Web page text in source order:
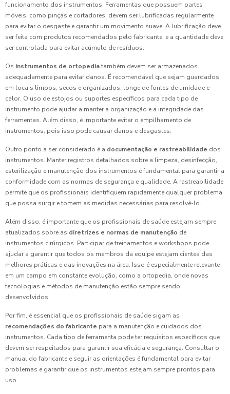
funcionamento dos instrumentos. Ferramentas que possuem partes
móveis, como pinças e cortadores, devem ser lubrificadas regularmente
para evitar o desgaste e garantir um movimento suave. A lubrificação deve
ser feita com produtos recomendados pelo fabricante, e a quantidade deve
ser controlada para evitar acúmulo de resíduos.
Os instrumentos de ortopediatambém devem ser armazenados
adequadamente para evitar danos. É recomendável que sejam guardados
em locais limpos, secos e organizados, longe de fontes de umidade e
calor. O uso de estojos ou suportes específicos para cada tipo de
instrumento pode ajudar a manter a organização e a integridade das
ferramentas. Além disso, é importante evitar o empilhamento de
instrumentos, pois isso pode causar danos e desgastes.
Outro ponto a ser considerado é a documentação e rastreabilidade dos
instrumentos. Manter registros detalhados sobre a limpeza, desinfecção,
esterilização e manutenção dos instrumentos é fundamental para garantir a
conformidade com as normas de segurança e qualidade. A rastreabilidade
permite que os profissionais identifiquem rapidamente qualquer problema
que possa surgir e tomem as medidas necessárias para resolvê-lo.
Além disso, é importante que os profissionais de saúde estejam sempre
atualizados sobre as diretrizes e normas de manutenção de
instrumentos cirúrgicos. Participar de treinamentos e workshops pode
ajudar a garantir que todos os membros da equipe estejam cientes das
melhores práticas e das inovações na área. Isso é especialmente relevante
em um campo em constante evolução, como a ortopedia, onde novas
tecnologias e métodos de manutenção estão sempre sendo
desenvolvidos.
Por fim, é essencial que os profissionais de saúde sigam as
recomendações do fabricante para a manutenção e cuidados dos
instrumentos. Cada tipo de ferramenta pode ter requisitos específicos que
devem ser respeitados para garantir sua eficácia e segurança. Consultar o
manual do fabricante e seguir as orientações é fundamental para evitar
problemas e garantir que os instrumentos estejam sempre prontos para
uso.